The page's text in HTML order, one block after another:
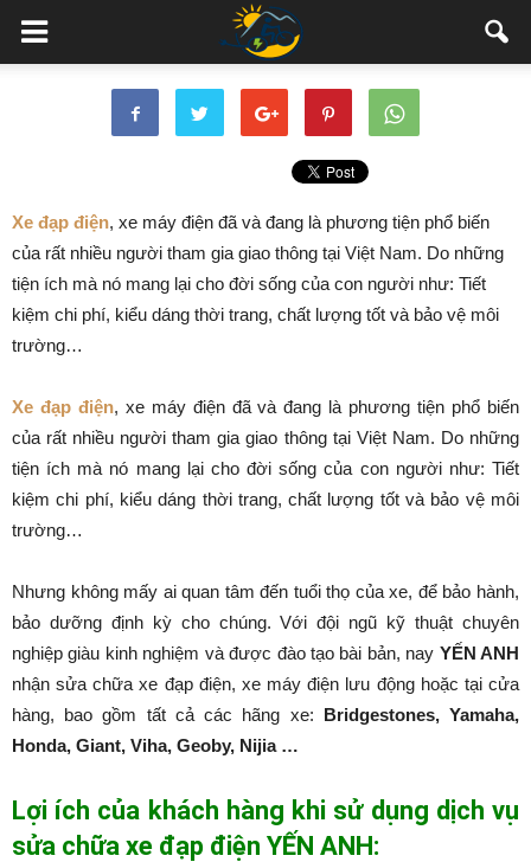
Xe đạp điện, xe máy điện đã và đang là phương tiện phổ biến
của rất nhiều người tham gia giao thông tại Việt Nam. Do những
tiện ích mà nó mang lại cho đời sống của con người như: Tiết
kiệm chi phí, kiểu dáng thời trang, chất lượng tốt và bảo vệ môi
trường…
Xe đạp điện, xe máy điện đã và đang là phương tiện phổ biến
của rất nhiều người tham gia giao thông tại Việt Nam. Do những
tiện ích mà nó mang lại cho đời sống của con người như: Tiết
kiệm chi phí, kiểu dáng thời trang, chất lượng tốt và bảo vệ môi
trường…
Nhưng không mấy ai quan tâm đến tuổi thọ của xe, để bảo hành,
bảo dưỡng định kỳ cho chúng. Với đội ngũ kỹ thuật chuyên
nghiệp giàu kinh nghiệm và được đào tạo bài bản, nay YẾN ANH
nhận sửa chữa xe đạp điện, xe máy điện lưu động hoặc tại cửa
hàng, bao gồm tất cả các hãng xe: Bridgestones, Yamaha,
Honda, Giant, Viha, Geoby, Nijia …
Lợi ích của khách hàng khi sử dụng dịch vụ
sửa chữa xe đạp điện YẾN ANH: